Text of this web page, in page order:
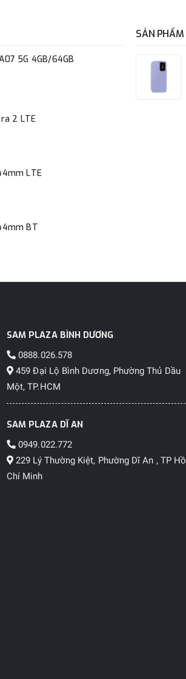
5G 4GB/64GB
2 LTE
LTE
BT
SẢN
SAM PLAZA BÌNH DƯƠNG
0888.026.578
459 Đại Lộ Bình Dương, Phường Thủ Dầu
Một, TP.HCM
SAM PLAZA DĨ AN
0949.022.772
229 Lý Thường Kiệt, Phường Dĩ An , TP Hồ
Chí Minh